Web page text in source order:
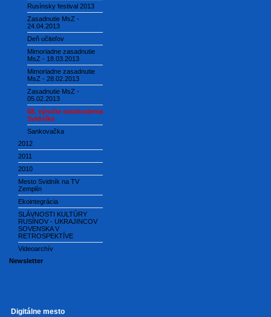
Rusínsky festival 2013
Zasadnutie MsZ -
24.04.2013
Deň učiteľov
Mimoriadne zasadnutie
MsZ - 18.03.2013
Mimoriadne zasadnutie
MsZ - 28.02.2013
Zasadnutie MsZ -
05.02.2013
68. výročie oslobodenia
Svidníka
Sankovačka
2012
2011
2010
Mesto Svidník na TV
Zemplín
Ekointegrácia
SLÁVNOSTI KULTÚRY
RUSÍNOV - UKRAJINCOV
SOVENSKA V
RETROSPEKTÍVE
Videoarchív
Newsletter
Digitálne mesto